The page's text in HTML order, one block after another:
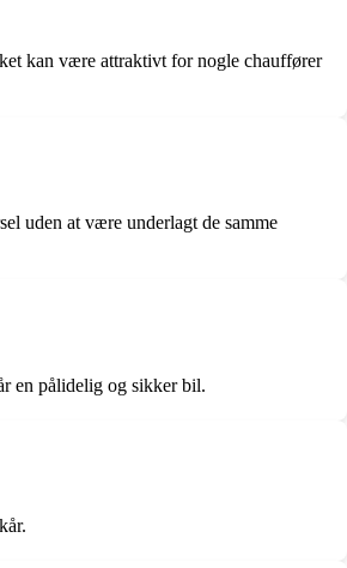
kan være attraktivt for nogle chauffører
uden at være underlagt de samme
en pålidelig og sikker bil.